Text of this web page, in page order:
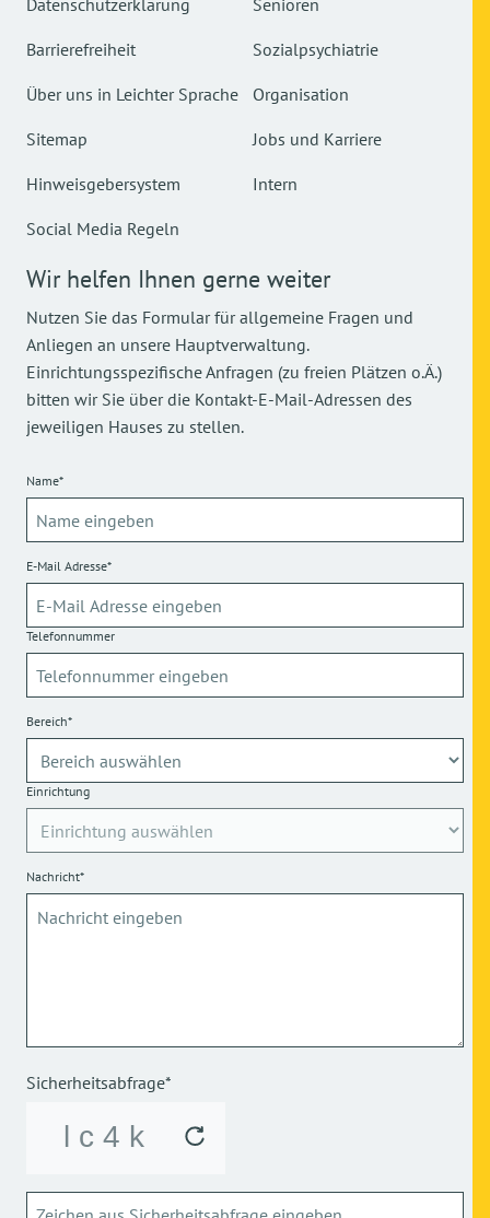
Datenschutzerklärung
Barrierefreiheit
Über uns in Leichter Sprache
Sitemap
Hinweisgebersystem
Social Media Regeln
Senioren
Sozialpsychiatrie
Organisation
Jobs und Karriere
Intern
Wir helfen Ihnen gerne weiter
Nutzen Sie das Formular für allgemeine Fragen und
Anliegen an unsere Hauptverwaltung.
Einrichtungsspezifische Anfragen (zu freien Plätzen o.Ä.)
bitten wir Sie über die Kontakt-E-Mail-Adressen des
jeweiligen Hauses zu stellen.
Name*
E-Mail Adresse*
Telefonnummer
Bereich*
Einrichtung
Nachricht*
Sicherheitsabfrage*